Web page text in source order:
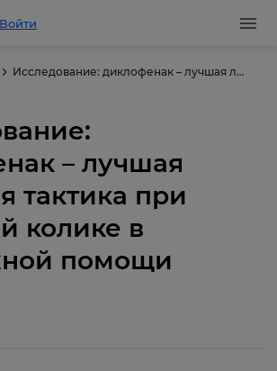
Войти
Исследование: диклофенак – лучшая лечебная тактика при почечной колике в неотложной помощи
– лучшая
тактика при
колике в
помощи